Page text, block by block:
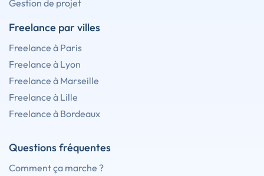
Gestion de projet
Freelance par villes
Freelance à Paris
Freelance à Lyon
Freelance à Marseille
Freelance à Lille
Freelance à Bordeaux
Questions fréquentes
Comment ça marche ?